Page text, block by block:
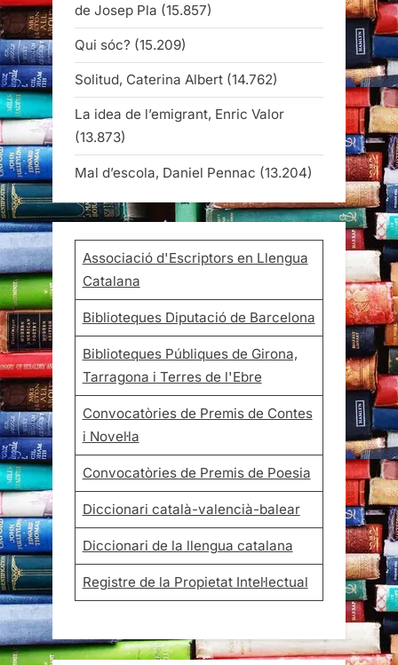
de Josep Pla (15.857)
Qui sóc? (15.209)
Solitud, Caterina Albert (14.762)
La idea de l’emigrant, Enric Valor
(13.873)
Mal d’escola, Daniel Pennac (13.204)
Associació d'Escriptors en Llengua
Catalana
Biblioteques Diputació de Barcelona
Biblioteques Públiques de Girona,
Tarragona i Terres de l'Ebre
Convocatòries de Premis de Contes
i Novel·la
Convocatòries de Premis de Poesia
Diccionari català-valencià-balear
Diccionari de la llengua catalana
Registre de la Propietat Intel·lectual